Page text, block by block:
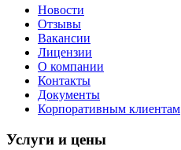
Новости
Отзывы
Вакансии
Лицензии
О компании
Контакты
Документы
Корпоративным клиентам
Услуги и цены